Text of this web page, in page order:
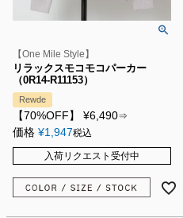
【One Mile Style】
リラックスモコモコパーカー
（0R14-R11153）
Rewde
【70%OFF】 ¥6,490⇒
価格 ¥1,947税込
入荷リクエスト受付中